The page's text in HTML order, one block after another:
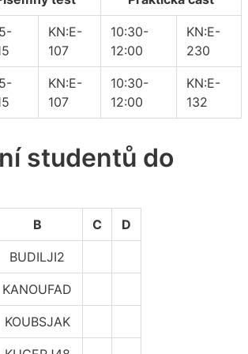
KN:E-
107
10:30-
12:00
KN:E-
230
KN:E-
107
10:30-
12:00
KN:E-
132
studentů do
B C D
BUDILJI2
KANOUFAD
KOUBSJAK